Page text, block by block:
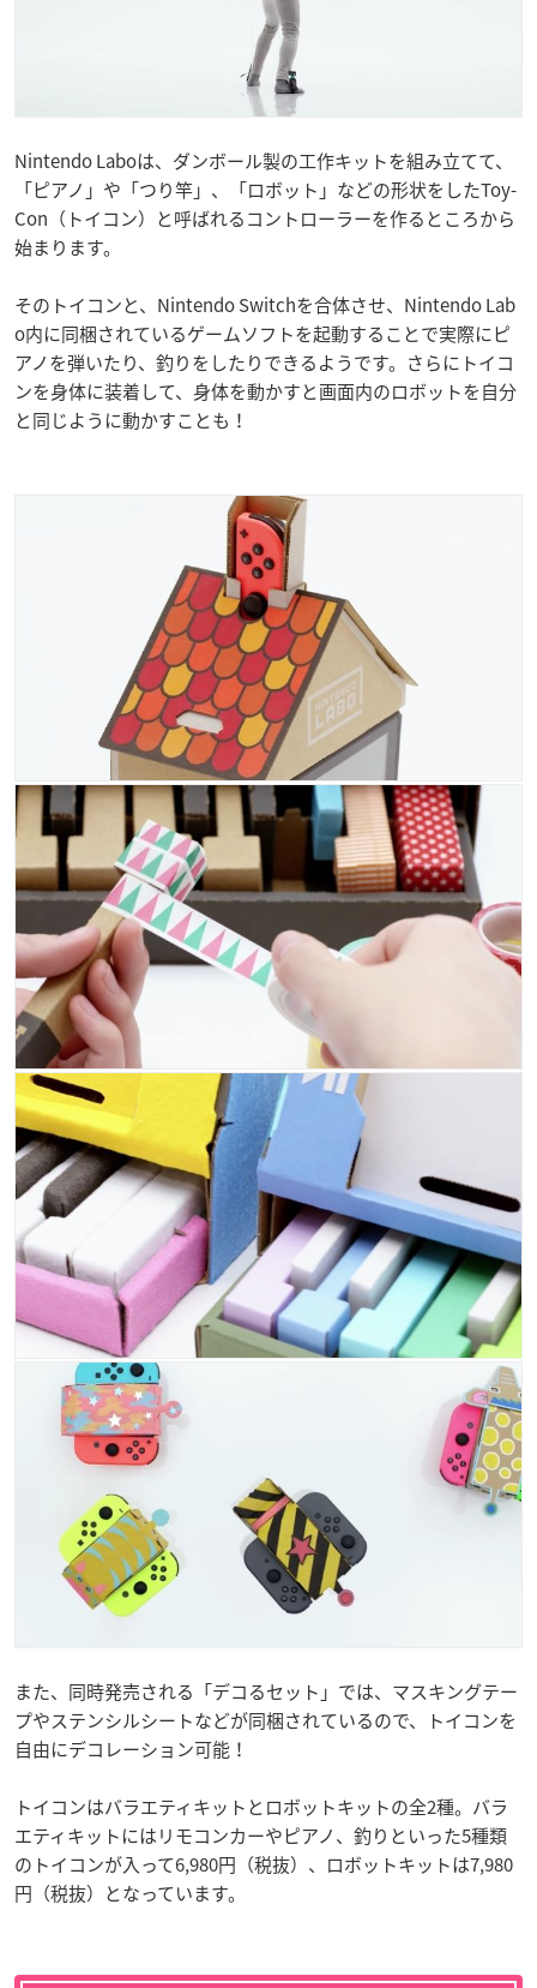
Nintendo Laboは、ダンボール製の工作キットを組み立てて、
「ピアノ」や「つり竿」、「ロボット」などの形状をしたToy-
Con（トイコン）と呼ばれるコントローラーを作るところから
始まります。
そのトイコンと、Nintendo Switchを合体させ、Nintendo Lab
o内に同梱されているゲームソフトを起動することで実際にピ
アノを弾いたり、釣りをしたりできるようです。さらにトイコ
ンを身体に装着して、身体を動かすと画面内のロボットを自分
と同じように動かすことも！
また、同時発売される「デコるセット」では、マスキングテー
プやステンシルシートなどが同梱されているので、トイコンを
自由にデコレーション可能！
トイコンはバラエティキットとロボットキットの全2種。バラ
エティキットにはリモコンカーやピアノ、釣りといった5種類
のトイコンが入って6,980円（税抜）、ロボットキットは7,980
円（税抜）となっています。